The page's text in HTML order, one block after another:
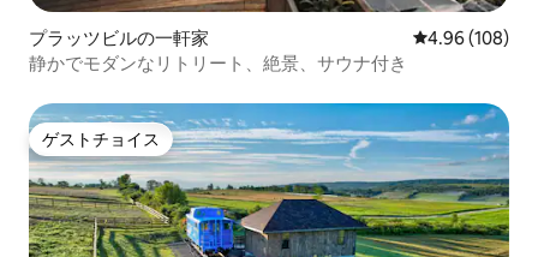
プラッツビルの一軒家 レビュー108
4.96 (108)
静かでモダンなリトリート、絶景、サウナ付き
ゲストチョイス
ゲストチョイス